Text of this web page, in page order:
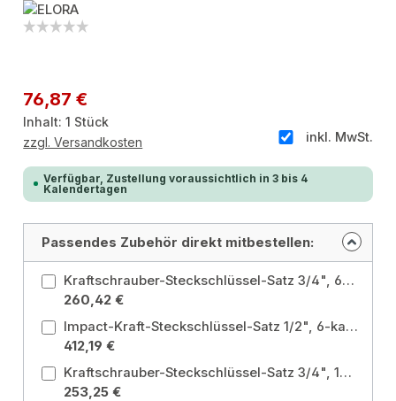
Regulärer Preis:
76,87 €
Inhalt:1 Stück
inkl. MwSt.
zzgl. Versandkosten
Verfügbar, Zustellung voraussichtlich in 3 bis 4
Kalendertagen
Passendes Zubehör direkt mitbestellen:
Kraftschrauber-Steckschlüssel-Satz 3/4", 6-teilig, ELORA-791 S6LT
260,42 €
Impact-Kraft-Steckschlüssel-Satz 1/2", 6-kant, 17-teilig, ELORA-OMS-23
412,19 €
Kraftschrauber-Steckschlüssel-Satz 3/4", 10-teilig, ELORA-791 S10 Satz: 10-teilig metrisch
253,25 €